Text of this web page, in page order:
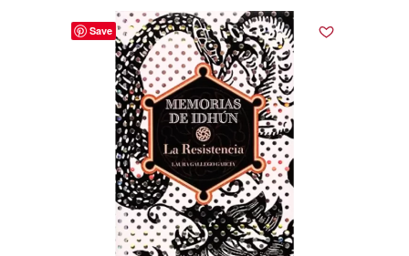
Save